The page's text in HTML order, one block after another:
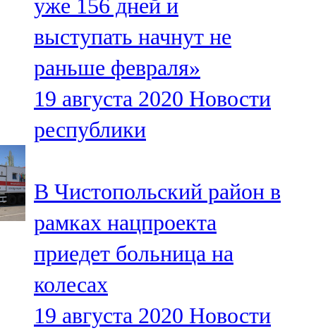
уже 156 дней и
выступать начнут не
раньше февраля»
19 августа 2020 Новости
республики
В Чистопольский район в
рамках нацпроекта
приедет больница на
колесах
19 августа 2020 Новости